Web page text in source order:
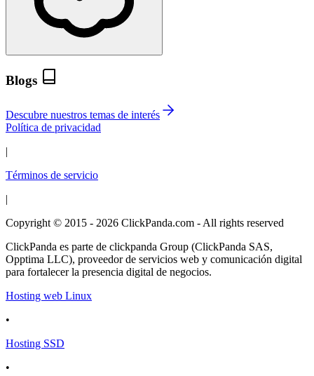
Blogs
Descubre nuestros temas de interés
Política de privacidad
|
Términos de servicio
|
Copyright © 2015 - 2026 ClickPanda.com - All rights reserved
ClickPanda es parte de clickpanda Group (ClickPanda SAS,
Opptima LLC), proveedor de servicios web y comunicación digital
para fortalecer la presencia digital de negocios.
Hosting web Linux
•
Hosting SSD
•